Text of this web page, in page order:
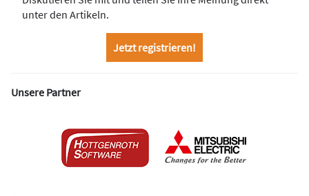
unter den Artikeln.
Jetzt registrieren!
Unsere Partner